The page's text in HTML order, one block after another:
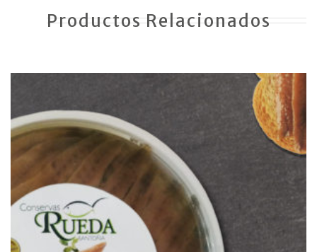
Productos Relacionados